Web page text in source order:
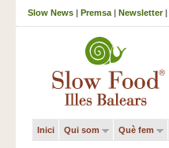
Slow News | Premsa | Newsletter|
Inici Qui som Què fem